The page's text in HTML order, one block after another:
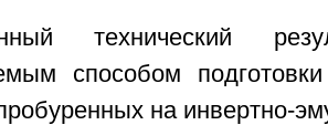
технический
способом
на инвертно-